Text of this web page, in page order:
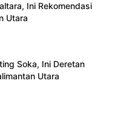
Ini Rekomendasi
Utara
Soka, Ini Deretan
Utara